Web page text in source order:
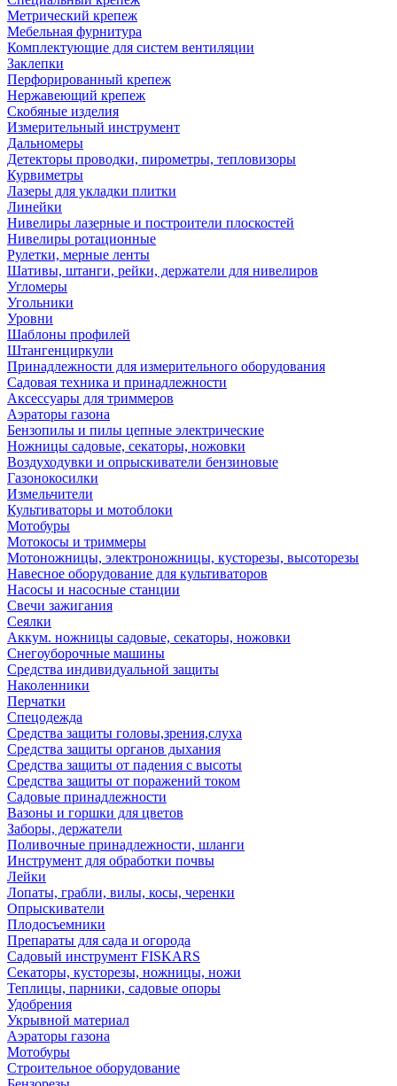
Метрический крепеж
Мебельная фурнитура
Комплектующие для систем вентиляции
Заклепки
Перфорированный крепеж
Нержавеющий крепеж
Скобяные изделия
Измерительный инструмент
Дальномеры
Детекторы проводки, пирометры, тепловизоры
Курвиметры
Лазеры для укладки плитки
Линейки
Нивелиры лазерные и построители плоскостей
Нивелиры ротационные
Рулетки, мерные ленты
Шативы, штанги, рейки, держатели для нивелиров
Угломеры
Угольники
Уровни
Шаблоны профилей
Штангенциркули
Принадлежности для измерительного оборудования
Садовая техника и принадлежности
Аксессуары для триммеров
Аэраторы газона
Бензопилы и пилы цепные электрические
Ножницы садовые, секаторы, ножовки
Воздуходувки и опрыскиватели бензиновые
Газонокосилки
Измельчители
Культиваторы и мотоблоки
Мотобуры
Мотокосы и триммеры
Мотоножницы, электроножницы, кусторезы, высоторезы
Навесное оборудование для культиваторов
Насосы и насосные станции
Свечи зажигания
Сеялки
Аккум. ножницы садовые, секаторы, ножовки
Снегоуборочные машины
Средства индивидуальной защиты
Наколенники
Перчатки
Спецодежда
Средства защиты головы,зрения,слуха
Средства защиты органов дыхания
Средства защиты от падения с высоты
Средства защиты от поражений током
Садовые принадлежности
Вазоны и горшки для цветов
Заборы, держатели
Поливочные принадлежности, шланги
Инструмент для обработки почвы
Лейки
Лопаты, грабли, вилы, косы, черенки
Опрыскиватели
Плодосъемники
Препараты для сада и огорода
Садовый инструмент FISKARS
Секаторы, кусторезы, ножницы, ножи
Теплицы, парники, садовые опоры
Удобрения
Укрывной материал
Аэраторы газона
Мотобуры
Строительное оборудование